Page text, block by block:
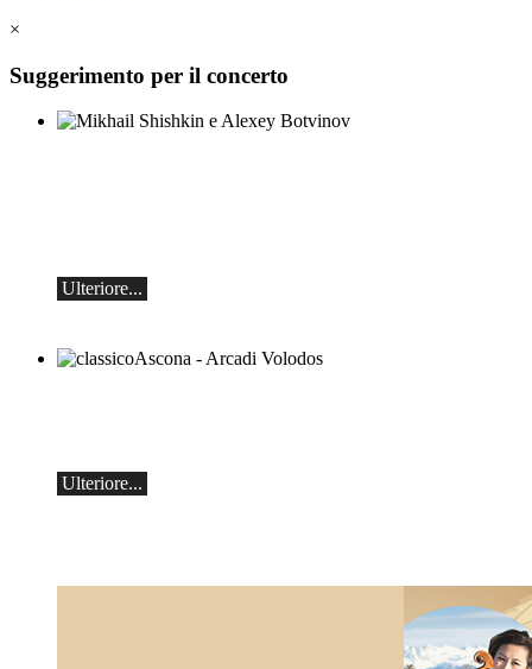
×
Suggerimento per il concerto
Ulteriore...
Ulteriore...